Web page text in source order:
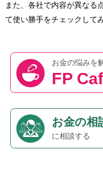
また、各社で内容が異なる
て使い勝手をチェックして
お金の悩みを
FP
お金の相
に相談する